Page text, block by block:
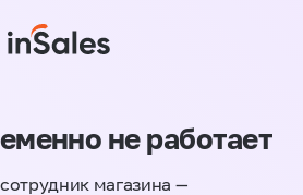
не работает
магазина —